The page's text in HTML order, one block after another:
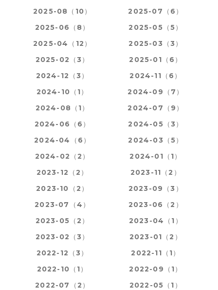
2025-08（10）
2025-07（6）
2025-06（8）
2025-05（5）
2025-04（12）
2025-03（3）
2025-02（3）
2025-01（6）
2024-12（3）
2024-11（6）
2024-10（1）
2024-09（7）
2024-08（1）
2024-07（9）
2024-06（6）
2024-05（3）
2024-04（6）
2024-03（5）
2024-02（2）
2024-01（1）
2023-12（2）
2023-11（2）
2023-10（2）
2023-09（3）
2023-07（4）
2023-06（2）
2023-05（2）
2023-04（1）
2023-02（3）
2023-01（2）
2022-12（3）
2022-11（1）
2022-10（1）
2022-09（1）
2022-07（2）
2022-05（1）